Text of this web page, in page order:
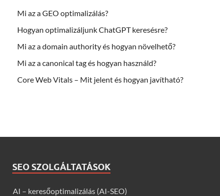
Mi az a GEO optimalizálás?
Hogyan optimalizáljunk ChatGPT keresésre?
Mi az a domain authority és hogyan növelhető?
Mi az a canonical tag és hogyan használd?
Core Web Vitals – Mit jelent és hogyan javítható?
SEO SZOLGÁLTATÁSOK
AI – keresőoptimalizálás (AI-SEO)